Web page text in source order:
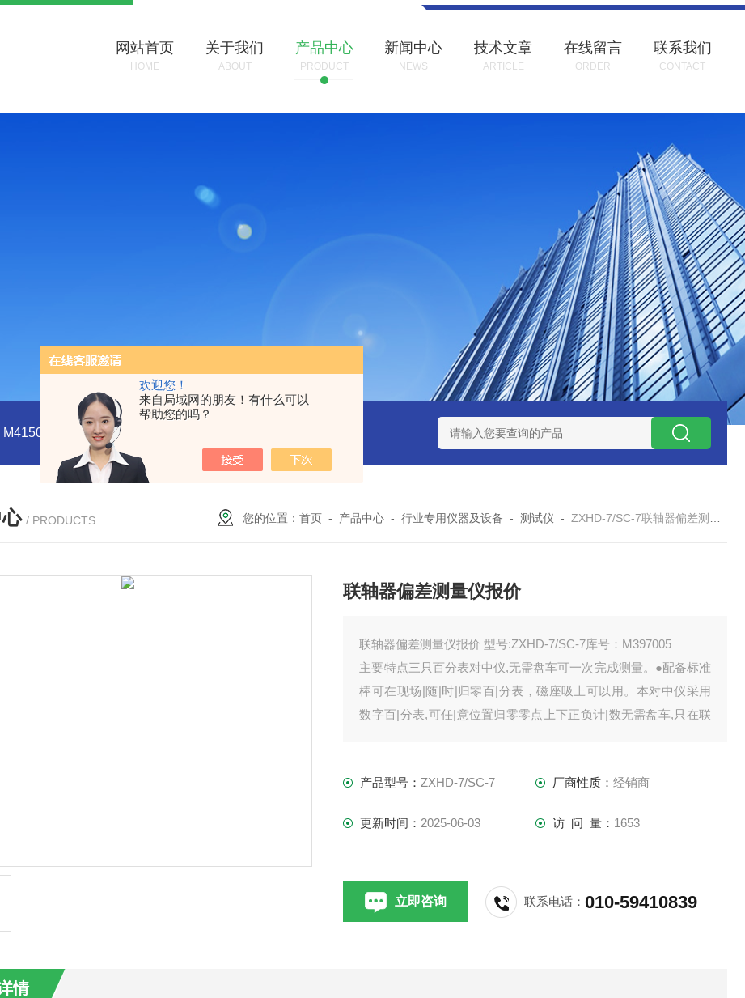
欢迎您！
来自局域网的朋友！有什么可以
帮助您的吗？
网站首页
HOME
关于我们
ABOUT
产品中心
PRODUCT
新闻中心
NEWS
技术文章
ARTICLE
在线留言
ORDER
联系我们
CONTACT
型号:HX03-CHI650F电化学分析仪/工作站库号：M415012 型号:ZXEFQ/3*20不锈钢槽式二分器/缩分器库号：
/ PRODUCTS 您的位置：首页 - 产品中心 -行业专用仪器及设备 -测试仪 - ZXHD-7/SC-7联轴器偏差测量仪报价
联轴器偏差测量仪报价
联轴器偏差测量仪报价 型号:ZXHD-7/SC-7库号：M397005
主要特点三只百分表对中仪,无需盘车可一次完成测量。●配备标准
棒可在现场|随|时|归零百|分表，磁座吸上可以用。本对中仪采用
数字百|分表,可任|意位置归零零点上下正负计|数无需盘车,只在联
产品型号：ZXHD-7/SC-7 厂商性质： 经销商
更新时间： 2025-06-03 访 问 量： 1653
立即咨询 联系电话：010-59410839
情